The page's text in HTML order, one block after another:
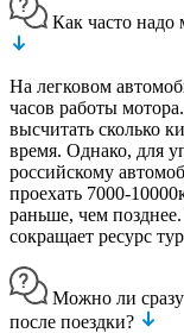
Как часто надо
На легковом
часов работы
высчитать сколько
время. Однако, для
российскому
проехать 7000-
раньше, чем
сокращает ресурс
Можно ли
после поездки?